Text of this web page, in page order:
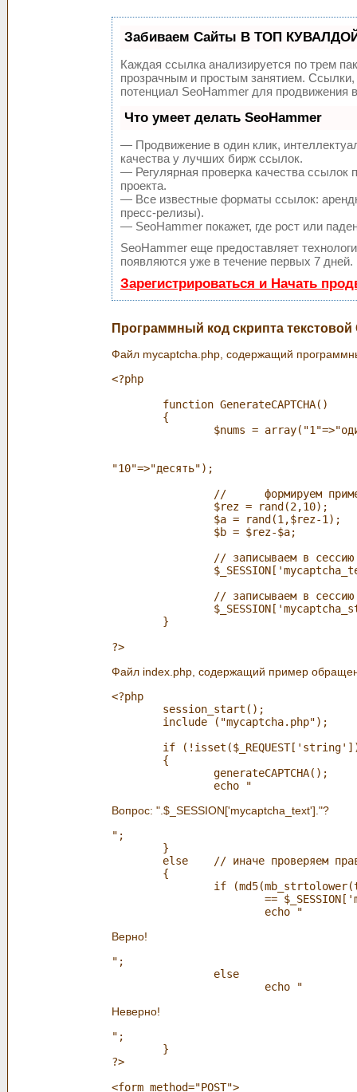
Забиваем Сайты В ТОП КУВАЛДОЙ
Каждая ссылка анализируется по трем
прозрачным и простым занятием.
потенциал SeoHammer для продвижения
Что умеет делать SeoHammer
— Продвижение в один клик,
качества у лучших бирж ссылок.
— Регулярная проверка качества ссылок
проекта.
— Все известные форматы ссылок:
пресс-релизы).
— SeoHammer покажет, где рост или
SeoHammer еще предоставляет
появляются уже в течение первых 7 дней.
Зарегистрироваться и Начать
Программный код скрипта текстовой
Файл mycaptcha.php, содержащий
<?php
"10"=>"десять");
Файл index.php, содержащий пример
<?php
		echo "
Вопрос: ".$_SESSION['mycaptcha_text']."?
";
			echo "
Верно!
";
			echo "
Неверно!
";
?>
<form method="POST">